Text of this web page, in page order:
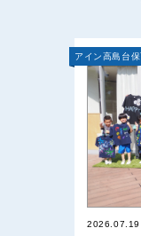
アイン高島台
2026.07.19